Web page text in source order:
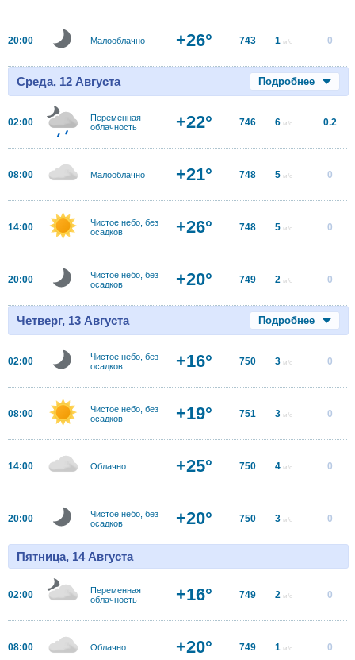
20:00 Малооблачно +26° 743 1 м/с 0
Среда, 12 Августа Подробнее
02:00
Переменная
облачность
+22° 746 6 м/с 0.2
08:00 Малооблачно +21° 748 5 м/с 0
14:00
Чистое небо, без
осадков
+26° 748 5 м/с 0
20:00
Чистое небо, без
осадков
+20° 749 2 м/с 0
Четверг, 13 Августа Подробнее
02:00
Чистое небо, без
осадков
+16° 750 3 м/с 0
08:00
Чистое небо, без
осадков
+19° 751 3 м/с 0
14:00 Облачно +25° 750 4 м/с 0
20:00
Чистое небо, без
осадков
+20° 750 3 м/с 0
Пятница, 14 Августа
02:00
Переменная
облачность
+16° 749 2 м/с 0
08:00 Облачно +20° 749 1 м/с 0